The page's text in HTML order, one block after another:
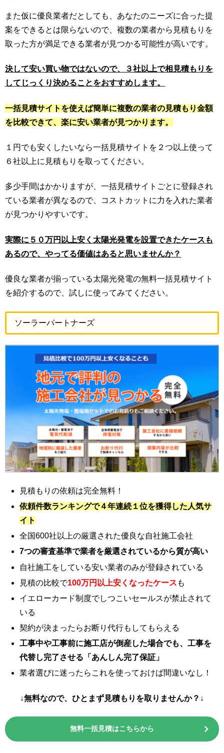
また仮に優良業者だとしても、あなたのニーズに合った提
案をできるとは限らないので、複数の業者から見積もりを
取った方が満足できる業者が見つかる可能性が高いです。
決して安い買い物ではないので、３社以上で相見積もりを
してじっくり決めることをおすすめします。
一括見積サイトを使えば簡単に複数の業者の見積もり金額
を比較できて、楽に安い業者が見つかります。
１円でも安くしたいなら一括見積サイトを２つ以上使って
６社以上に見積もりを取ってください。
多少手間はかかりますが、一括見積サイトごとに登録され
ている業者が異なるので、コストカットに力を入れた業者
が見つかりやすいです。
実際に５０万円以上安く太陽光発電を設置できたケースも
あるので、やってる価値はあると思いませんか？
優良な業者が揃っている太陽光発電の無料一括見積サイト
を紹介するので、試しに使ってみてください。
ソーラーパートナーズ
見積もりの依頼は完全無料！
依頼件数ランキングで４年連続１位を獲得した人気サ
イト
全国600社以上の厳選された優良な自社施工会社
7つの審査基準で業者を厳選されているから質が高い
自社施工をしている安い業者のみが登録されている
見積の比較で100万円以上安くなったケース も
イエローカード制度でしつこいセールスが禁止されて
いる
契約が決まったらお断り代行もしてもらえる
工事中や工事前に施工店が倒産した場合でも、工事を
代替し完了させる「あんしん完了保証」
業者選びに迷ったらこれを使っておけば間違いなし！
↓無料なので、ひとまず見積もりを取りませんか？↓
無料一括見積はこちらから